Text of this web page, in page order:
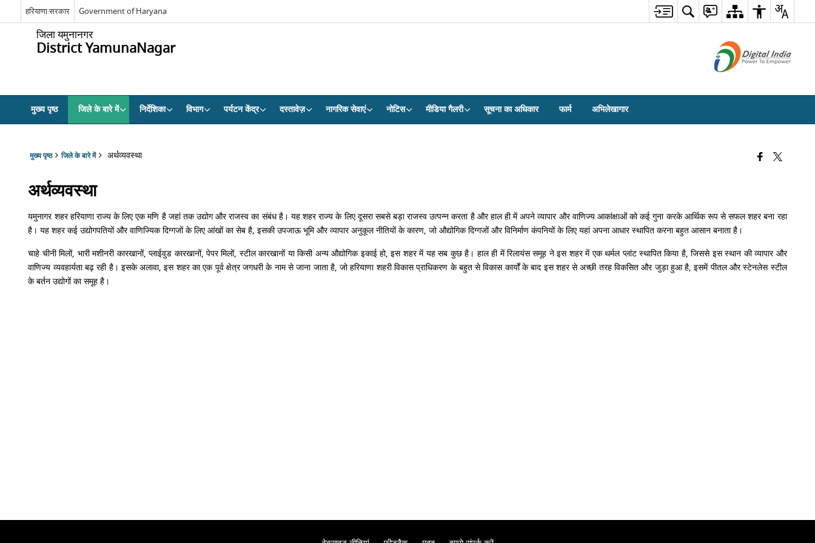
हरियाणा सरकार Government of Haryana
जिला यमुनानगर
District YamunaNagar
मुख्य पृष्ठ जिले के बारे में निर्देशिका विभाग पर्यटन केंद्र दस्तावेज़ नागरिक सेवाएं नोटिस मीडिया गैलरी सूचना का अधिकार फार्म अभिलेखागार
मुख्य पृष्ठ जिले के बारे में अर्थव्यवस्था
अर्थव्यवस्था
यमुनागर शहर हरियाणा राज्य के लिए एक मणि है जहां तक ​​उद्योग और राजस्व का संबंध है। यह शहर राज्य के लिए दूसरा सबसे बड़ा राजस्व उत्पन्न करता है और हाल ही में अपने व्यापार और वाणिज्य आकांक्षाओं को कई गुना करके आर्थिक रूप से सफल शहर बना रहा
है। यह शहर कई उद्योगपतियों और वाणिज्यिक दिग्गजों के लिए आंखों का सेब है, इसकी उपजाऊ भूमि और व्यापार अनुकूल नीतियों के कारण, जो औद्योगिक दिग्गजों और विनिर्माण कंपनियों के लिए यहां अपना आधार स्थापित करना बहुत आसान बनाता है।
चाहे चीनी मिलों, भारी मशीनरी कारखानों, प्लाईवुड कारखानों, पेपर मिलों, स्टील कारखानों या किसी अन्य औद्योगिक इकाई हो, इस शहर में यह सब कुछ है। हाल ही में रिलायंस समूह ने इस शहर में एक थर्मल प्लांट स्थापित किया है, जिससे इस स्थान की व्यापार और
वाणिज्य व्यवहार्यता बढ़ रही है। इसके अलावा, इस शहर का एक पूर्व क्षेत्र जगधरी के नाम से जाना जाता है, जो हरियाणा शहरी विकास प्राधिकरण के बहुत से विकास कार्यों के बाद इस शहर से अच्छी तरह विकसित और जुड़ा हुआ है, इसमें पीतल और स्टेनलेस स्टील
के बर्तन उद्योगों का समूह है।